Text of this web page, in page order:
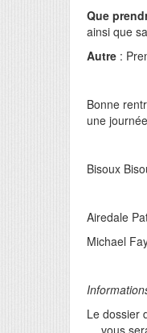
Que
ainsi que
Autre :
Bonne
une
Bisoux
Airedale
Michael
Le dossier
… vous